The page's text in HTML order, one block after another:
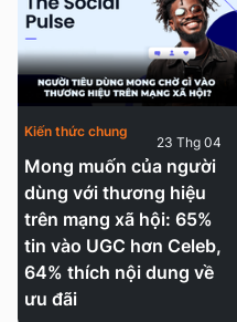
Mong muốn của người
dùng với thương hiệu
trên mạng xã hội: 65%
tin vào UGC hơn Celeb,
64% thích nội dung về
ưu đãi
Kiến thức chung
23 Thg 04